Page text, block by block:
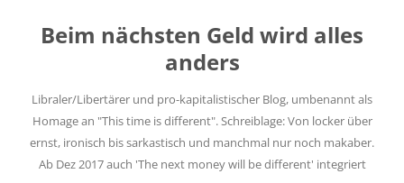
springen
Beim nächsten Geld wird alles
anders
Libraler/Libertärer und pro-kapitalistischer Blog, umbenannt als
Homage an "This time is different". Schreiblage: Von locker über
ernst, ironisch bis sarkastisch und manchmal nur noch makaber.
Ab Dez 2017 auch 'The next money will be different' integriert